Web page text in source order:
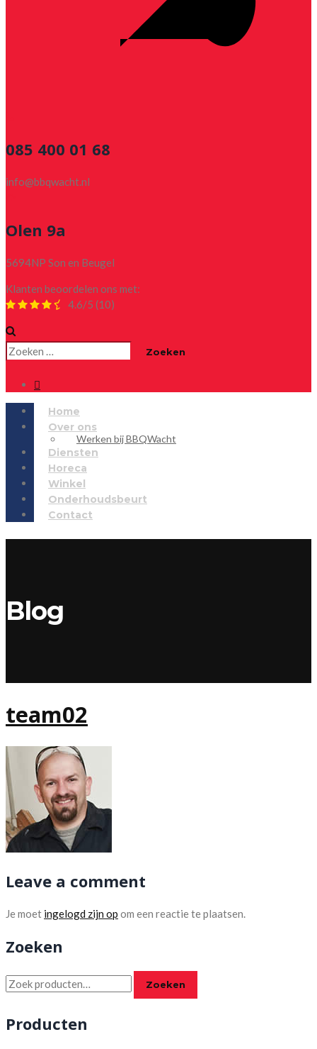
085 400 01 68
info@bbqwacht.nl
Olen 9a
5694NP Son en Beugel
Klanten beoordelen ons met:
4.6/5 (10)
Zoeken
naar:
Home
Over ons
Werken bij BBQWacht
Diensten
Horeca
Winkel
Onderhoudsbeurt
Contact
Blog
team02
Leave a comment
Je moet ingelogd zijn op om een reactie te plaatsen.
Zoeken
Zoeken
naar:
Zoeken
Producten